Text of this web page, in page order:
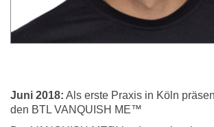
Juni 2018: Als erste Praxis in Köln
den BTL VANQUISH ME™